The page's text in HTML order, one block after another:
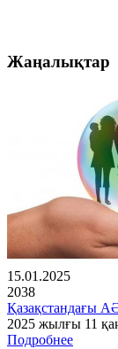
Жаңалықтар
15.01.2025
2038
Қазақстандағы
2025 жылғы 11
Подробнее